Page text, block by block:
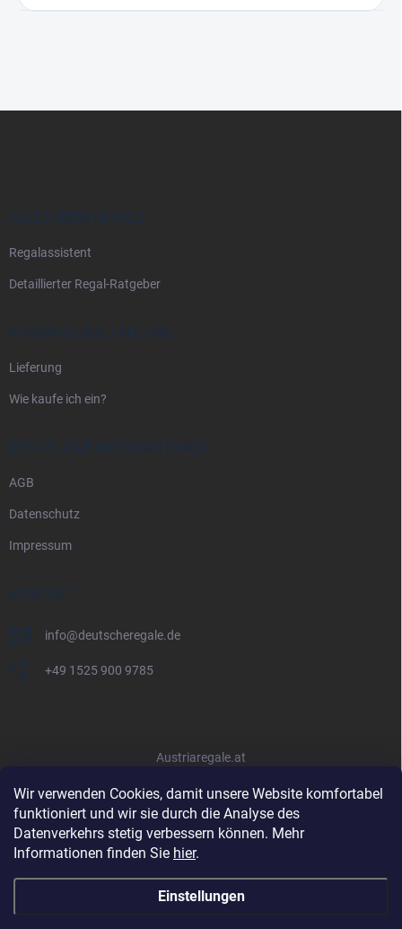
Wir verwenden Cookies, damit unsere Website komfortabel
funktioniert und wir sie durch die Analyse des
Datenverkehrs stetig verbessern können. Mehr
Informationen finden Sie hier.
Einstellungen
ALLES ÜBER REGALE
Regalassistent
Detaillierter Regal-Ratgeber
VERSAND UND ZAHLUNG
Lieferung
Wie kaufe ich ein?
RECHTLICHE INFORMATIONEN
AGB
Datenschutz
Impressum
KONTAKT
info@deutscheregale.de
+49 1525 900 9785
Austriaregale.at